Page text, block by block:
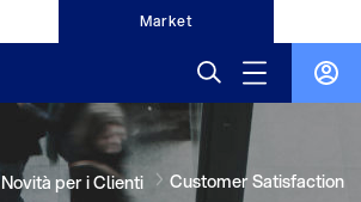
Market
Novità per i Clienti Customer Satisfaction